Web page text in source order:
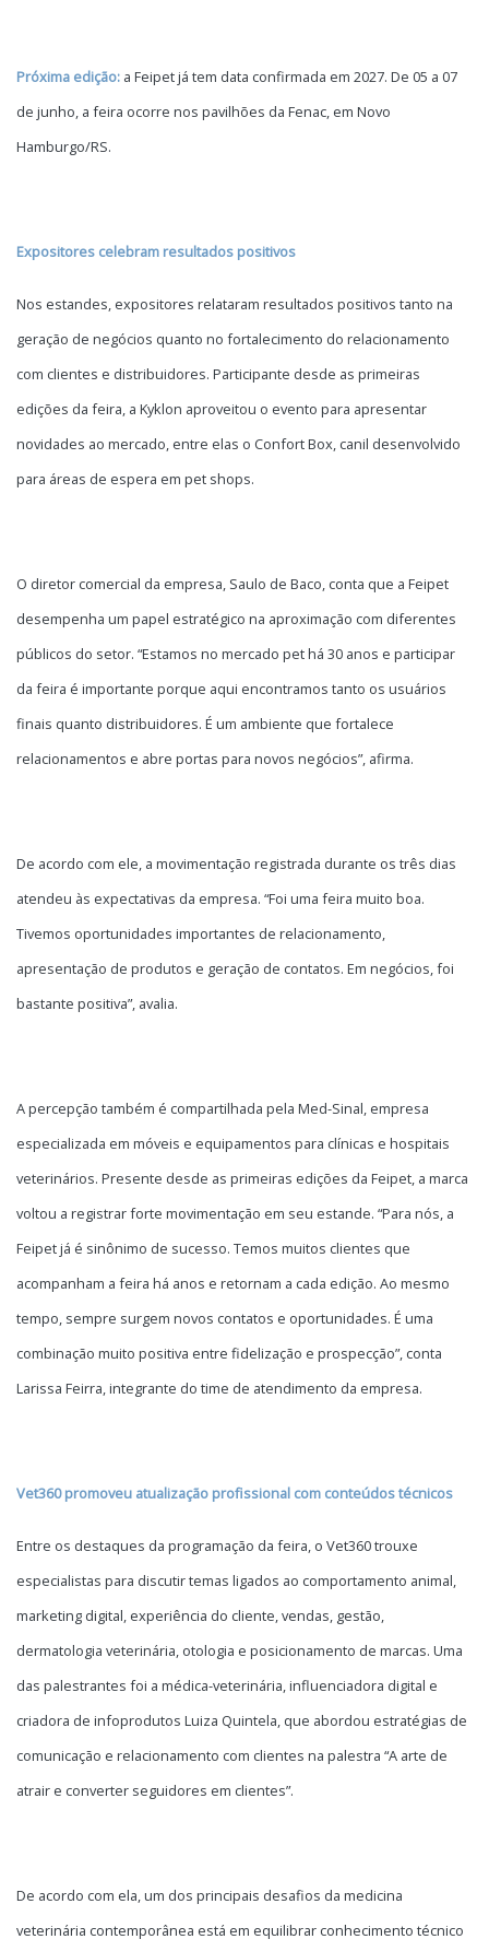
Próxima edição: a Feipet já tem data confirmada em 2027. De 05 a 07
de junho, a feira ocorre nos pavilhões da Fenac, em Novo
Hamburgo/RS.
Expositores celebram resultados positivos
Nos estandes, expositores relataram resultados positivos tanto na
geração de negócios quanto no fortalecimento do relacionamento
com clientes e distribuidores. Participante desde as primeiras
edições da feira, a Kyklon aproveitou o evento para apresentar
novidades ao mercado, entre elas o Confort Box, canil desenvolvido
para áreas de espera em pet shops.
O diretor comercial da empresa, Saulo de Baco, conta que a Feipet
desempenha um papel estratégico na aproximação com diferentes
públicos do setor. “Estamos no mercado pet há 30 anos e participar
da feira é importante porque aqui encontramos tanto os usuários
finais quanto distribuidores. É um ambiente que fortalece
relacionamentos e abre portas para novos negócios”, afirma.
De acordo com ele, a movimentação registrada durante os três dias
atendeu às expectativas da empresa. “Foi uma feira muito boa.
Tivemos oportunidades importantes de relacionamento,
apresentação de produtos e geração de contatos. Em negócios, foi
bastante positiva”, avalia.
A percepção também é compartilhada pela Med-Sinal, empresa
especializada em móveis e equipamentos para clínicas e hospitais
veterinários. Presente desde as primeiras edições da Feipet, a marca
voltou a registrar forte movimentação em seu estande. “Para nós, a
Feipet já é sinônimo de sucesso. Temos muitos clientes que
acompanham a feira há anos e retornam a cada edição. Ao mesmo
tempo, sempre surgem novos contatos e oportunidades. É uma
combinação muito positiva entre fidelização e prospecção”, conta
Larissa Feirra, integrante do time de atendimento da empresa.
Vet360 promoveu atualização profissional com conteúdos técnicos
Entre os destaques da programação da feira, o Vet360 trouxe
especialistas para discutir temas ligados ao comportamento animal,
marketing digital, experiência do cliente, vendas, gestão,
dermatologia veterinária, otologia e posicionamento de marcas. Uma
das palestrantes foi a médica-veterinária, influenciadora digital e
criadora de infoprodutos Luiza Quintela, que abordou estratégias de
comunicação e relacionamento com clientes na palestra “A arte de
atrair e converter seguidores em clientes”.
De acordo com ela, um dos principais desafios da medicina
veterinária contemporânea está em equilibrar conhecimento técnico